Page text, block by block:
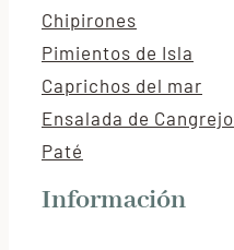
Chipirones
Pimientos de Isla
Caprichos del mar
Ensalada de Cangrejo
Paté
Información